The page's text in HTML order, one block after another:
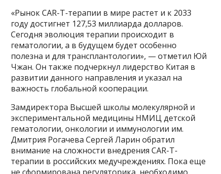
«Рынок CAR-T-терапии в мире растет и к 2033
году достигнет 127,53 миллиарда долларов.
Сегодня эволюция терапии происходит в
гематологии, а в будущем будет особенно
полезна и для трансплантологии», — отметил Юй
Чжан. Он также подчеркнул лидерство Китая в
развитии данного направления и указал на
важность глобальной кооперации.
Замдиректора Высшей школы молекулярной и
экспериментальной медицины НМИЦ детской
гематологии, онкологии и иммунологии им.
Дмитрия Рогачева Сергей Ларин обратил
внимание на сложности внедрения CAR-T-
терапии в российских медучреждениях. Пока еще